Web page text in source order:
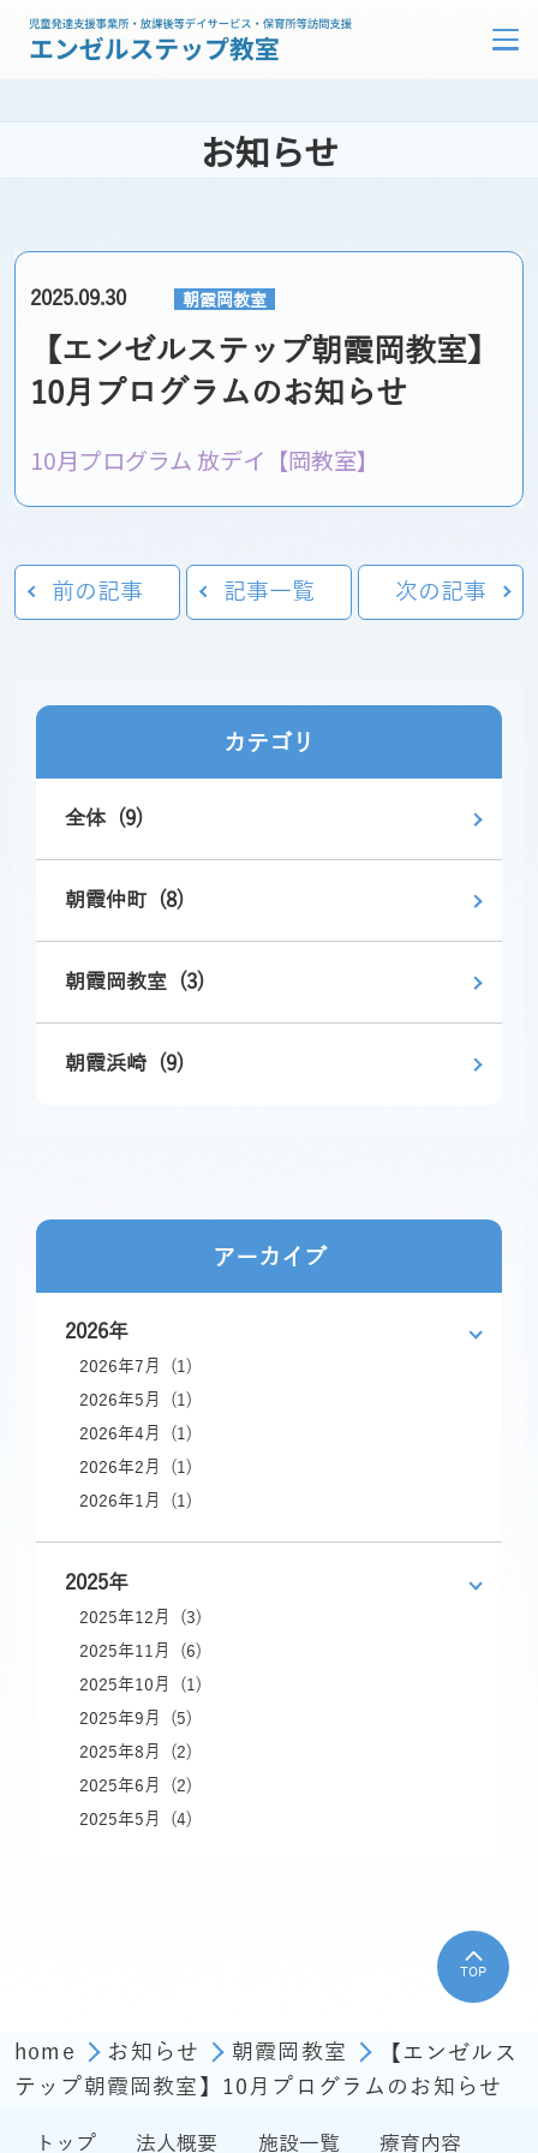
お知らせ
2025.09.30 朝霞岡教室
【エンゼルステップ朝霞岡教室】
10月プログラムのお知らせ
10月プログラム 放デイ【岡教室】
前の記事 記事一覧 次の記事
カテゴリ
全体 (9)
朝霞仲町 (8)
朝霞岡教室 (3)
朝霞浜崎 (9)
アーカイブ
2026年
2026年7月 (1)
2026年5月 (1)
2026年4月 (1)
2026年2月 (1)
2026年1月 (1)
2025年
2025年12月 (3)
2025年11月 (6)
2025年10月 (1)
2025年9月 (5)
2025年8月 (2)
2025年6月 (2)
2025年5月 (4)
TOP
home お知らせ 朝霞岡教室
【エンゼルス
テップ朝霞岡教室】10月プログラムのお知らせ
トップ 法人概要 施設一覧 療育内容